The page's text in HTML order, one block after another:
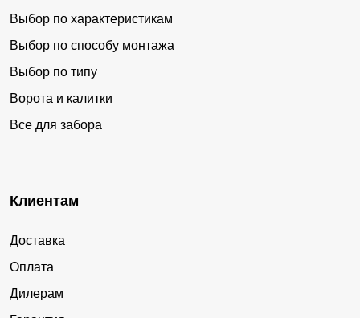
Выбор по характеристикам
Выбор по способу монтажа
Выбор по типу
Ворота и калитки
Все для забора
Клиентам
Доставка
Оплата
Дилерам